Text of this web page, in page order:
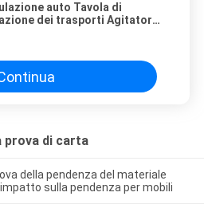
auto Tavola di
dei trasporti Agitatore
prova di carta
della pendenza del materiale
sulla pendenza per mobili